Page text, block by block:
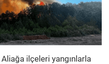
ilçeleri yangınlarla